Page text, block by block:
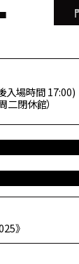
場時間 17:00)
二閉休館）
》